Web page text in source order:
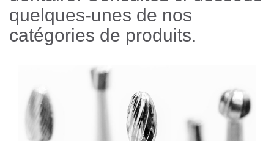
quelques-unes de nos
catégories de produits.